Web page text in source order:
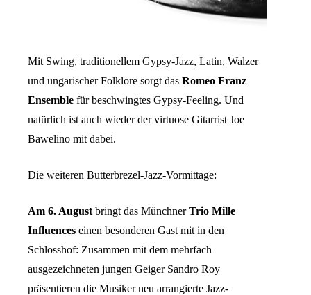
Mit Swing, traditionellem Gypsy-Jazz, Latin, Walzer
und ungarischer Folklore sorgt das Romeo Franz
Ensemble für beschwingtes Gypsy-Feeling. Und
natürlich ist auch wieder der virtuose Gitarrist Joe
Bawelino mit dabei.
Die weiteren Butterbrezel-Jazz-Vormittage:
Am 6. August bringt das MünchnerTrio Mille
Influences einen besonderen Gast mit in den
Schlosshof: Zusammen mit dem mehrfach
ausgezeichneten jungen Geiger Sandro Roy
präsentieren die Musiker neu arrangierte Jazz-